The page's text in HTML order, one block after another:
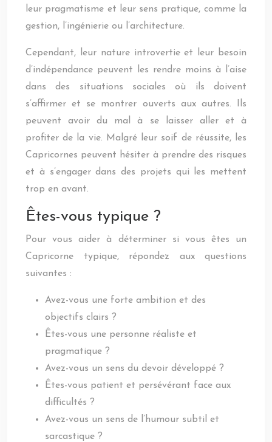
leur pragmatisme et leur sens pratique, comme la
gestion, l’ingénierie ou l’architecture.
Cependant, leur nature introvertie et leur besoin
d’indépendance peuvent les rendre moins à l’aise
dans des situations sociales où ils doivent
s’affirmer et se montrer ouverts aux autres. Ils
peuvent avoir du mal à se laisser aller et à
profiter de la vie. Malgré leur soif de réussite, les
Capricornes peuvent hésiter à prendre des risques
et à s’engager dans des projets qui les mettent
trop en avant.
Êtes-vous typique ?
Pour vous aider à déterminer si vous êtes un
Capricorne typique, répondez aux questions
suivantes :
Avez-vous une forte ambition et des
objectifs clairs ?
Êtes-vous une personne réaliste et
pragmatique ?
Avez-vous un sens du devoir développé ?
Êtes-vous patient et persévérant face aux
difficultés ?
Avez-vous un sens de l’humour subtil et
sarcastique ?